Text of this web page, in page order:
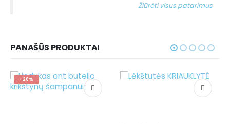
Žiūrėti visus patarimus
PANAŠŪS PRODUKTAI
-17%